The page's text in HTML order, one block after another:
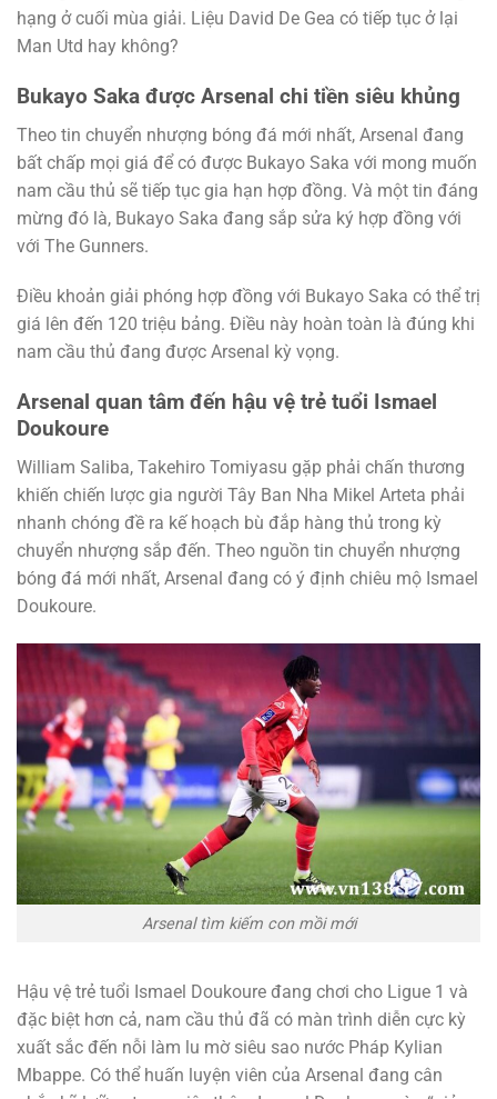
hạng ở cuối mùa giải. Liệu David De Gea có tiếp tục ở lại
Man Utd hay không?
Bukayo Saka được Arsenal chi tiền siêu khủng
Theo tin chuyển nhượng bóng đá mới nhất, Arsenal đang
bất chấp mọi giá để có được Bukayo Saka với mong muốn
nam cầu thủ sẽ tiếp tục gia hạn hợp đồng. Và một tin đáng
mừng đó là, Bukayo Saka đang sắp sửa ký hợp đồng với
với The Gunners.
Điều khoản giải phóng hợp đồng với Bukayo Saka có thể trị
giá lên đến 120 triệu bảng. Điều này hoàn toàn là đúng khi
nam cầu thủ đang được Arsenal kỳ vọng.
Arsenal quan tâm đến hậu vệ trẻ tuổi Ismael
Doukoure
William Saliba, Takehiro Tomiyasu gặp phải chấn thương
khiến chiến lược gia người Tây Ban Nha Mikel Arteta phải
nhanh chóng đề ra kế hoạch bù đắp hàng thủ trong kỳ
chuyển nhượng sắp đến. Theo nguồn tin chuyển nhượng
bóng đá mới nhất, Arsenal đang có ý định chiêu mộ Ismael
Doukoure.
Arsenal tìm kiếm con mồi mới
Hậu vệ trẻ tuổi Ismael Doukoure đang chơi cho Ligue 1 và
đặc biệt hơn cả, nam cầu thủ đã có màn trình diễn cực kỳ
xuất sắc đến nỗi làm lu mờ siêu sao nước Pháp Kylian
Mbappe. Có thể huấn luyện viên của Arsenal đang cân